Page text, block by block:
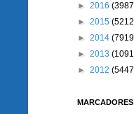
► 2016
► 2015
► 2014
► 2013
► 2012
MARCADORES